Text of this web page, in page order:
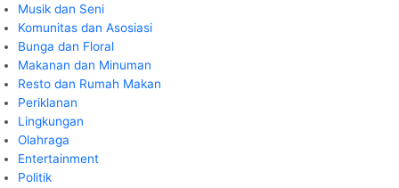
Musik dan Seni
Komunitas dan Asosiasi
Bunga dan Floral
Makanan dan Minuman
Resto dan Rumah Makan
Periklanan
Lingkungan
Olahraga
Entertainment
Politik